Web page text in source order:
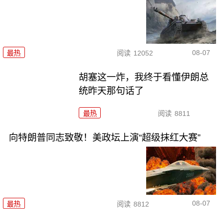
最热 阅读 12052 08-07
胡塞这一炸，我终于看懂伊朗总
统昨天那句话了
最热 阅读 8811
向特朗普同志致敬！美政坛上演“超级抹红大赛”
最热 阅读 8812 08-07